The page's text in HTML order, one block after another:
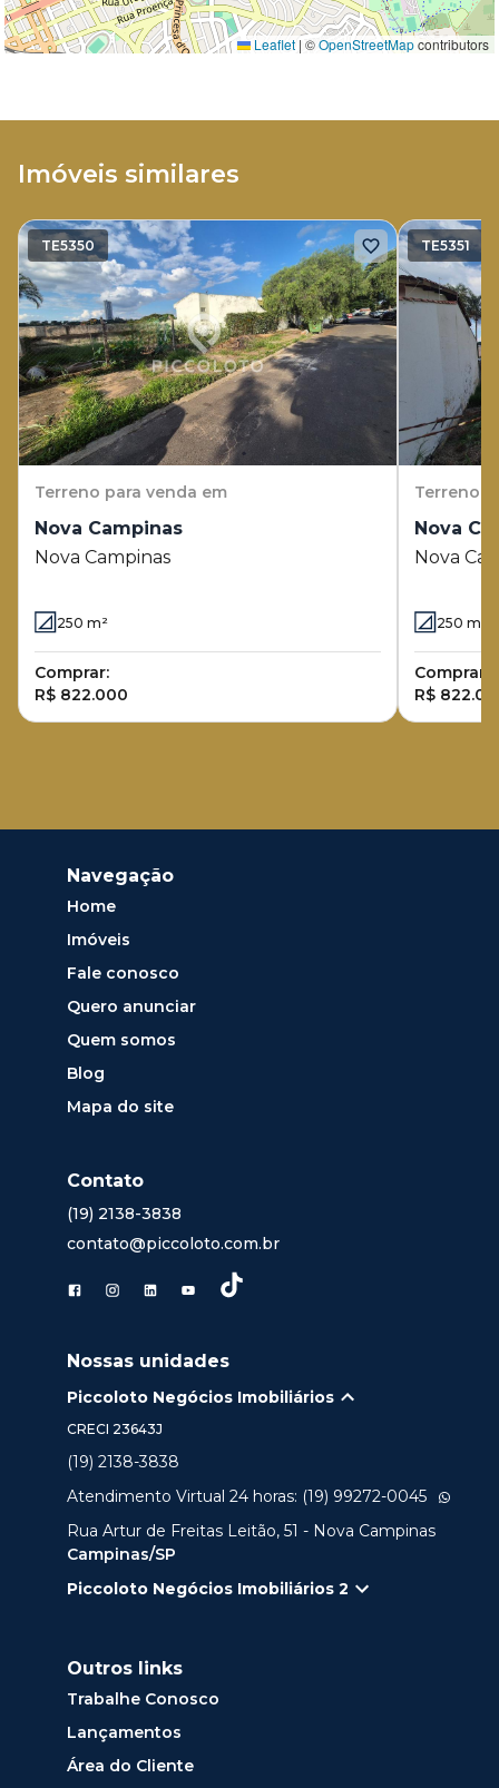
Leaflet | ©OpenStreetMapcontributors
Imóveis similares
TE5350
Terreno para venda em
Nova Campinas
Nova Campinas
250 m²
Comprar:
R$ 822.000
TE5351
Terreno
Nova
Nova
250 m²
Comprar:
R$
Navegação
Home
Imóveis
Fale conosco
Quero anunciar
Quem somos
Blog
Mapa do site
Contato
(19) 2138-3838
contato@piccoloto.com.br
Nossas unidades
Piccoloto Negócios Imobiliários
CRECI 23643J
(19) 2138-3838
Atendimento Virtual 24 horas: (19) 99272-0045
Rua Artur de Freitas Leitão, 51 - Nova Campinas
Campinas/SP
Piccoloto Negócios Imobiliários 2
Outros links
Trabalhe Conosco
Lançamentos
Área do Cliente